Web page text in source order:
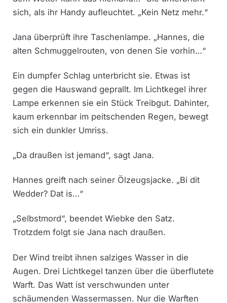
sich, als ihr Handy aufleuchtet. „Kein Netz mehr.“
Jana überprüft ihre Taschenlampe. „Hannes, die
alten Schmuggelrouten, von denen Sie vorhin…“
Ein dumpfer Schlag unterbricht sie. Etwas ist
gegen die Hauswand geprallt. Im Lichtkegel ihrer
Lampe erkennen sie ein Stück Treibgut. Dahinter,
kaum erkennbar im peitschenden Regen, bewegt
sich ein dunkler Umriss.
„Da draußen ist jemand“, sagt Jana.
Hannes greift nach seiner Ölzeugsjacke. „Bi dit
Wedder? Dat is…“
„Selbstmord“, beendet Wiebke den Satz.
Trotzdem folgt sie Jana nach draußen.
Der Wind treibt ihnen salziges Wasser in die
Augen. Drei Lichtkegel tanzen über die überflutete
Warft. Das Watt ist verschwunden unter
schäumenden Wassermassen. Nur die Warften